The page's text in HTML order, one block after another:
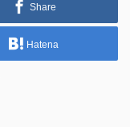
Share
Hatena